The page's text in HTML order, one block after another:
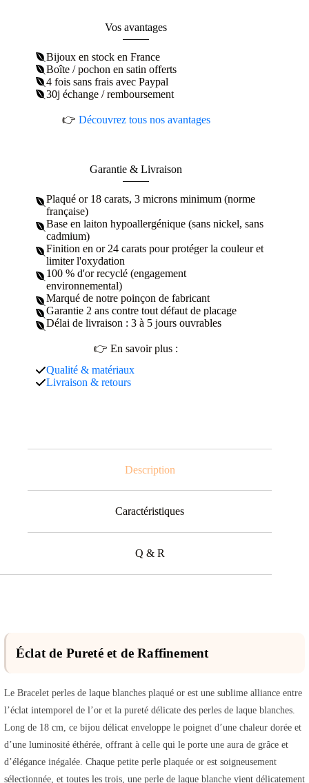
Vos avantages
Bijoux en stock en France
Boîte / pochon en satin offerts
4 fois sans frais avec Paypal
30j échange / remboursement
👉 Découvrez tous nos avantages
Garantie & Livraison
Plaqué or 18 carats, 3 microns minimum (norme
française)
Base en laiton hypoallergénique (sans nickel, sans
cadmium)
Finition en or 24 carats pour protéger la couleur et
limiter l'oxydation
100 % d'or recyclé (engagement
environnemental)
Marqué de notre poinçon de fabricant
Garantie 2 ans contre tout défaut de placage
Délai de livraison : 3 à 5 jours ouvrables
👉 En savoir plus :
Qualité & matériaux
Livraison & retours
Description
Caractéristiques
Q & R
Éclat de Pureté et de Raffinement
Le Bracelet perles de laque blanches plaqué or est une sublime alliance entre
l’éclat intemporel de l’or et la pureté délicate des perles de laque blanches.
Long de 18 cm, ce bijou délicat enveloppe le poignet d’une chaleur dorée et
d’une luminosité éthérée, offrant à celle qui le porte une aura de grâce et
d’élégance inégalée. Chaque petite perle plaquée or est soigneusement
sélectionnée, et toutes les trois, une perle de laque blanche vient délicatement